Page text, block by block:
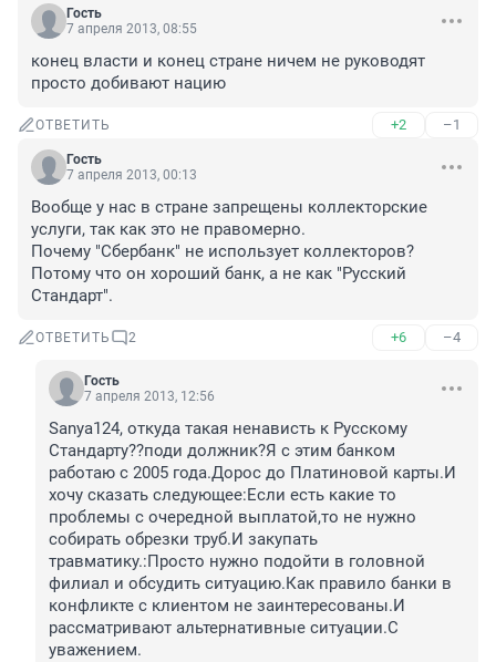
Гость
7 апреля 2013, 08:55
конец власти и конец стране ничем не руководят
просто добивают нацию
ОТВЕТИТЬ +2 –1
Гость
7 апреля 2013, 00:13
Вообще у нас в стране запрещены коллекторские
услуги, так как это не правомерно.
Почему "Сбербанк" не использует коллекторов?
Потому что он хороший банк, а не как "Русский
Стандарт".
ОТВЕТИТЬ 2 +6 –4
Гость
7 апреля 2013, 12:56
Sanya124, откуда такая ненависть к Русскому
Стандарту??поди должник?Я с этим банком
работаю с 2005 года.Дорос до Платиновой карты.И
хочу сказать следующее:Если есть какие то
проблемы с очередной выплатой,то не нужно
собирать обрезки труб.И закупать
травматику.:Просто нужно подойти в головной
филиал и обсудить ситуацию.Как правило банки в
конфликте с клиентом не заинтересованы.И
рассматривают альтернативные ситуации.С
уважением.